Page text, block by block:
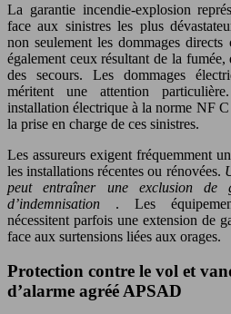
La garantie incendie-explosion
face aux sinistres les plus
non seulement les dommages directs
également ceux résultant de la
des secours. Les dommages
méritent une attention
installation électrique à la norme NF
la prise en charge de ces sinistres.
Les assureurs exigent fréquemment
les installations récentes ou rénovées.
peut entraîner une exclusion de
d’indemnisation . Les
nécessitent parfois une extension de
face aux surtensions liées aux orages.
Protection contre le vol et
d’alarme agréé APSAD